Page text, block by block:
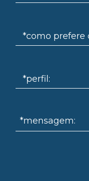
*mensagem: